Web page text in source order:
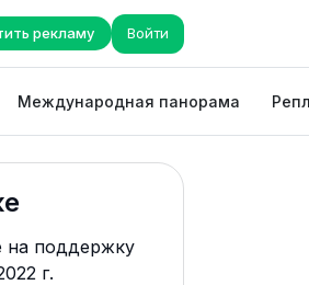
рекламу Войти
Международная панорама
на поддержку
г.